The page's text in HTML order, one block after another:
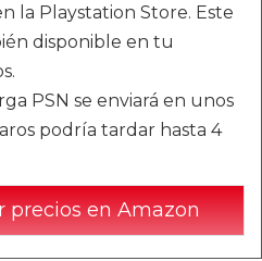
la Playstation Store. Este
disponible en tu
PSN se enviará en unos
podría tardar hasta 4
precios en Amazon